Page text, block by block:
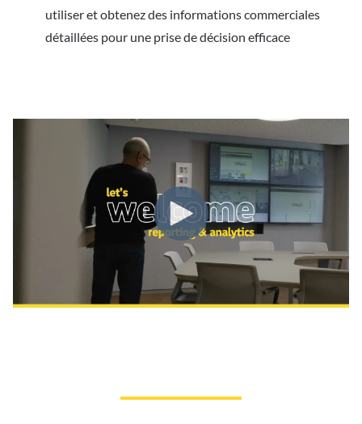
utiliser et obtenez des informations commerciales
détaillées pour une prise de décision efficace